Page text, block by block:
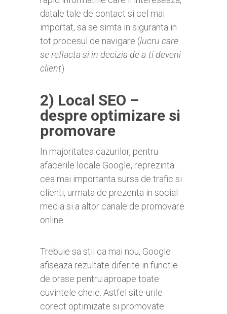
datale tale de contact si cel mai
importat, sa se simta in siguranta in
tot procesul de navigare (lucru care
se reflacta si in decizia de a-ti deveni
client)
2) Local SEO –
despre optimizare si
promovare
In majoritatea cazurilor, pentru
afacerile locale Google, reprezinta
cea mai importanta sursa de trafic si
clienti, urmata de prezenta in social
media si a altor canale de promovare
online.
Trebuie sa stii ca mai nou, Google
afiseaza rezultate diferite in functie
de orase pentru aproape toate
cuvintele cheie. Astfel site-urile
corect optimizate si promovate